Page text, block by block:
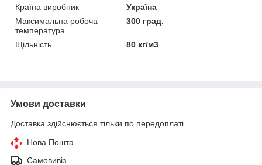
Країна виробник
Україна
Максимальна робоча
температура
300 град.
Щільність 80 кг/м3
Умови доставки
Доставка здійснюється тільки по передоплаті.
Нова Пошта
Самовивіз